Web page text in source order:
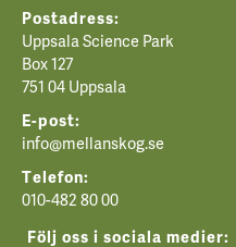
Postadress:
Uppsala Science Park
Box 127
751 04 Uppsala
E-post:
info@mellanskog.se
Telefon:
010-482 80 00
Följ oss i sociala medier: